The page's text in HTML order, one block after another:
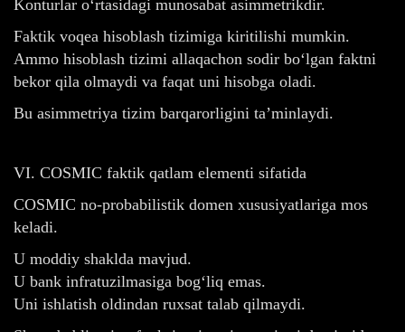
Konturlar o‘rtasidagi munosabat asimmetrikdir.
Faktik voqea hisoblash tizimiga kiritilishi mumkin.
Ammo hisoblash tizimi allaqachon sodir bo‘lgan faktni
bekor qila olmaydi va faqat uni hisobga oladi.
Bu asimmetriya tizim barqarorligini ta’minlaydi.
VI. COSMIC faktik qatlam elementi sifatida
COSMIC no-probabilistik domen xususiyatlariga mos
keladi.
U moddiy shaklda mavjud.
U bank infratuzilmasiga bog‘liq emas.
Uni ishlatish oldindan ruxsat talab qilmaydi.